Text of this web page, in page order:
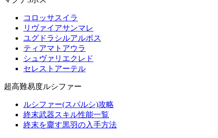
コロッサスイラ
リヴァイアサンマレ
ユグドラシルアルボス
ティアマトアウラ
シュヴァリエクレド
セレストアーテル
超高難易度ルシファー
ルシファー(スパルシ)攻略
終末武器スキル性能一覧
終末を齎す黒羽の入手方法